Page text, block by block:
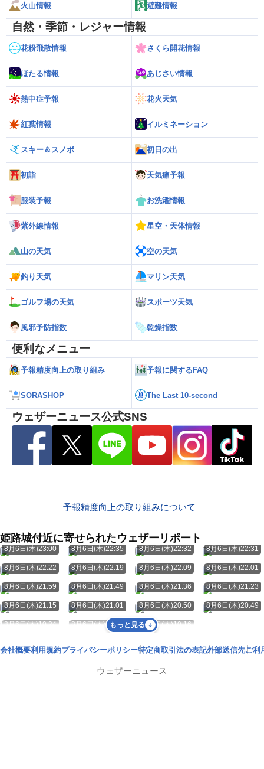
火山情報 避難情報
自然・季節・レジャー情報
花粉飛散情報 さくら開花情報
ほたる情報 あじさい情報
熱中症予報 花火天気
紅葉情報 イルミネーション
スキー＆スノボ 初日の出
初詣 天気痛予報
服装予報 お洗濯情報
紫外線情報 星空・天体情報
山の天気 空の天気
釣り天気 マリン天気
ゴルフ場の天気 スポーツ天気
風邪予防指数 乾燥指数
便利なメニュー
予報精度向上の取り組み 予報に関するFAQ
SORASHOP The Last 10-second
ウェザーニュース公式SNS
予報精度向上の取り組みについて
姫路城付近に寄せられたウェザーリポート
8月6日(木)23:00 8月6日(木)22:35 8月6日(木)22:32 8月6日(木)22:31
8月6日(木)22:22 8月6日(木)22:19 8月6日(木)22:09 8月6日(木)22:01
8月6日(木)21:59 8月6日(木)21:49 8月6日(木)21:36 8月6日(木)21:23
8月6日(木)21:15 8月6日(木)21:01 8月6日(木)20:50 8月6日(木)20:49
8月6日(木)10:24 8月6日(木)10:20 8月6日(木)10:16
もっと見る
会社概要利用規約プライバシーポリシー特定商取引法の表記外部送信先ご利
ウェザーニュース